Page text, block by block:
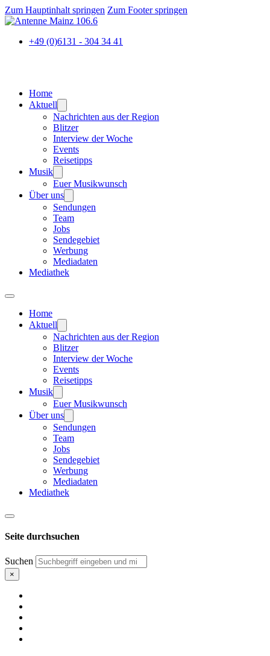
Zum Hauptinhalt springen Zum Footer springen
+49 (0)6131 - 304 34 41
Home
Aktuell
Nachrichten aus der Region
Blitzer
Interview der Woche
Events
Reisetipps
Musik
Euer Musikwunsch
Über uns
Sendungen
Team
Jobs
Sendegebiet
Werbung
Mediadaten
Mediathek
Home
Aktuell
Nachrichten aus der Region
Blitzer
Interview der Woche
Events
Reisetipps
Musik
Euer Musikwunsch
Über uns
Sendungen
Team
Jobs
Sendegebiet
Werbung
Mediadaten
Mediathek
Seite durchsuchen
Suchen
×